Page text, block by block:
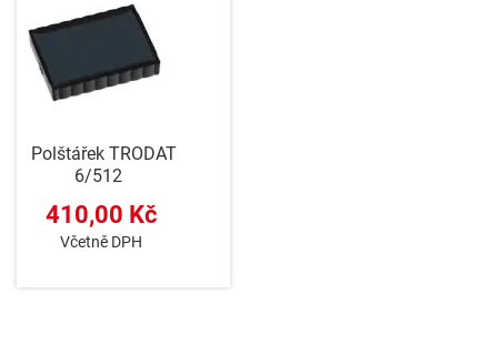
Polštářek TRODAT
6/512
410,00 Kč
Včetně DPH